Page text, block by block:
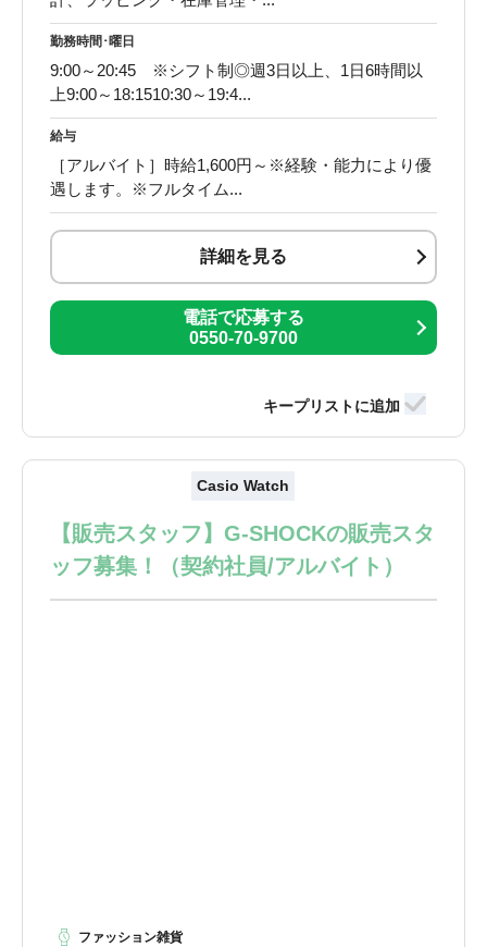
勤務時間･曜日
9:00～20:45 ※シフト制◎週3日以上、1日6時間以
上9:00～18:1510:30～19:4...
給与
［アルバイト］時給1,600円～※経験・能力により優
遇します。※フルタイム...
詳細を見る
電話で応募する
0550-70-9700
Casio Watch
【販売スタッフ】G-SHOCKの販売スタ
ッフ募集！（契約社員/アルバイト）
ファッション雑貨